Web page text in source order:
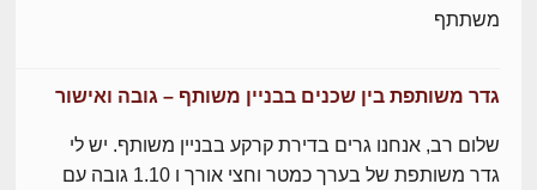
משתתף
גדר משותפת בין שכנים בבניין משותף – גובה ואישור
שלום רב, אנחנו גרים בדירת קרקע בבניין משותף. יש לי
גדר משותפת של בערך כמטר וחצי אורך ו 1.10 גובה עם